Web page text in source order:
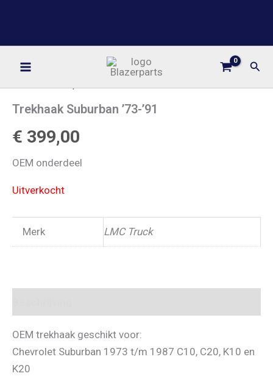
inhoud
Trekhaak Suburban ’73-’91
€ 399,00
OEM onderdeel
Uitverkocht
Merk LMC Truck
OEM trekhaak geschikt voor:
Chevrolet Suburban 1973 t/m 1987 C10, C20, K10 en
K20